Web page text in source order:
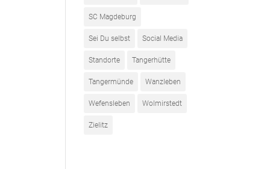
SC Magdeburg
Sei Du selbst Social Media
Standorte Tangerhütte
Tangermünde Wanzleben
Wefensleben Wolmirstedt
Zielitz